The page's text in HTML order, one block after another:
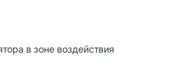
в зоне воздействия